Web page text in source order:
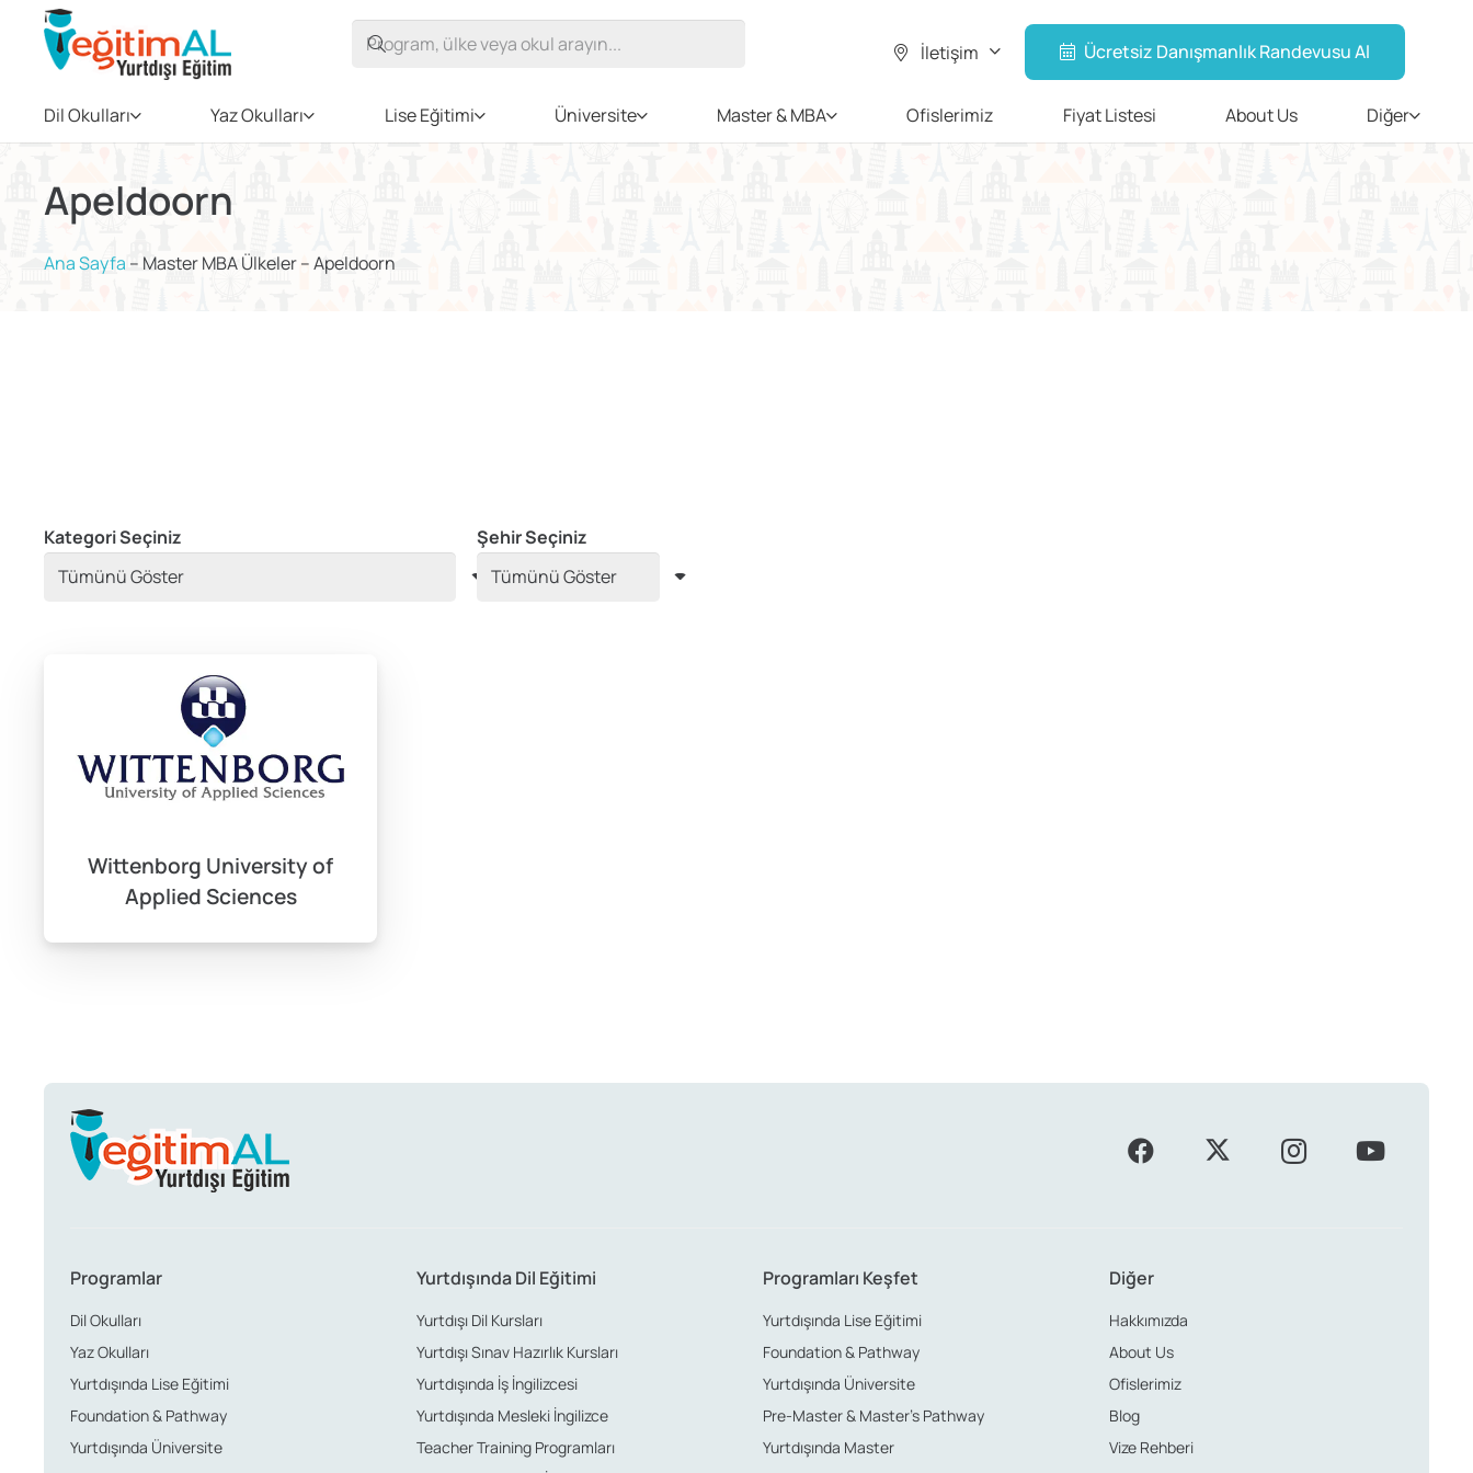
İletişim Ücretsiz Danışmanlık Randevusu Al
Dil Okulları Yaz Okulları Lise Eğitimi Üniversite Master & MBA Ofislerimiz Fiyat Listesi About Us Diğer
Apeldoorn
Ana Sayfa – Master MBA Ülkeler–Apeldoorn
Kategori Seçiniz Şehir Seçiniz
Wittenborg University of
Applied Sciences
Programlar
Dil Okulları
Yaz Okulları
Yurtdışında Lise Eğitimi
Foundation & Pathway
Yurtdışında Üniversite
Yurtdışında Dil Eğitimi
Yurtdışı Dil Kursları
Yurtdışı Sınav Hazırlık Kursları
Yurtdışında İş İngilizcesi
Yurtdışında Mesleki İngilizce
Teacher Training Programları
Programları Keşfet
Yurtdışında Lise Eğitimi
Foundation & Pathway
Yurtdışında Üniversite
Pre-Master & Master’s Pathway
Yurtdışında Master
Diğer
Hakkımızda
About Us
Ofislerimiz
Blog
Vize Rehberi